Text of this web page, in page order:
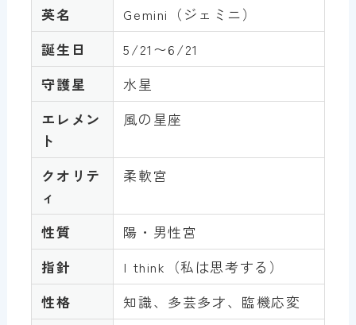
英名
Gemini（ジェミニ）
誕生日
5/21〜6/21
守護星
水星
エレメン
ト
風の星座
クオリテ
ィ
柔軟宮
性質
陽・男性宮
指針
I think（私は思考する）
性格
知識、多芸多才、臨機応変